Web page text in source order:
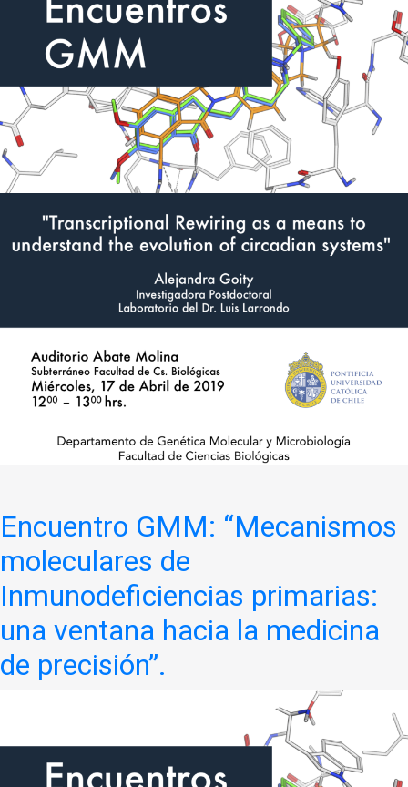
Encuentro GMM: “Mecanismos
moleculares de
Inmunodeficiencias primarias:
una ventana hacia la medicina
de precisión”.